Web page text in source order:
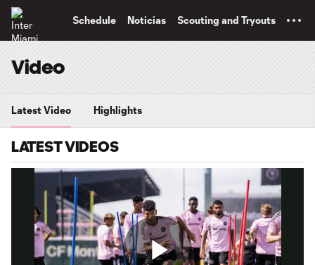
Schedule Noticias Scouting and Tryouts
Video
Latest Video Highlights
LATEST VIDEOS